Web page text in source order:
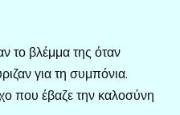
το βλέμμα της όταν
για τη συμπόνια.
που έβαζε την καλοσύνη